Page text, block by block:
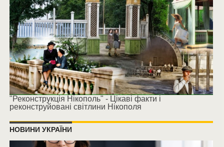
"Реконструкція Нікополь" - Цікаві факти і
реконструйовані світлини Нікополя
НОВИНИ УКРАЇНИ